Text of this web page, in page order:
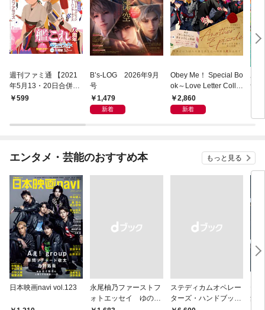
週刊ファミ通 【2021
年5月13・20日合併
号】599
B’s-LOG 2026年9月
号
1,479
新着
Obey Me！ Special Bo
ok～Love Letter Colle
ction～
2,860
新着
あ
ザ
デ
エンタメ・芸能のおすすめ本 もっと見る
日本映画navi vol.123
永尾柚乃ファーストフ
ォトエッセイ ゆのも
ステディカムオペレー
ターズ・ハンドブック
集